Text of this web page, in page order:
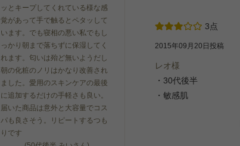
ッとキープしてくれている様な感
覚があって手で触るとペタッして
います。でも寝相の悪い私でもし
っかり朝まで落ちずに保湿してく
れます。匂いは殆ど無いようだし
朝の化粧のノリはかなり改善され
ました。愛用のスキンケアの最後
に追加するだけの手軽さも良い。
届いた商品は意外と大容量でコス
パも良さそう。リピートするつも
りです
3点
2015年09月20日投稿
レオ様
・30代後半
・敏感肌